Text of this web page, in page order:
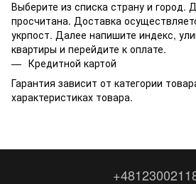
Выберите из списка страну и город.
просчитана. Доставка
укрпост. Далее напишите индекс,
квартиры и перейдите к оплате.
Кредитной картой
Гарантия зависит от категории
характеристиках товара.